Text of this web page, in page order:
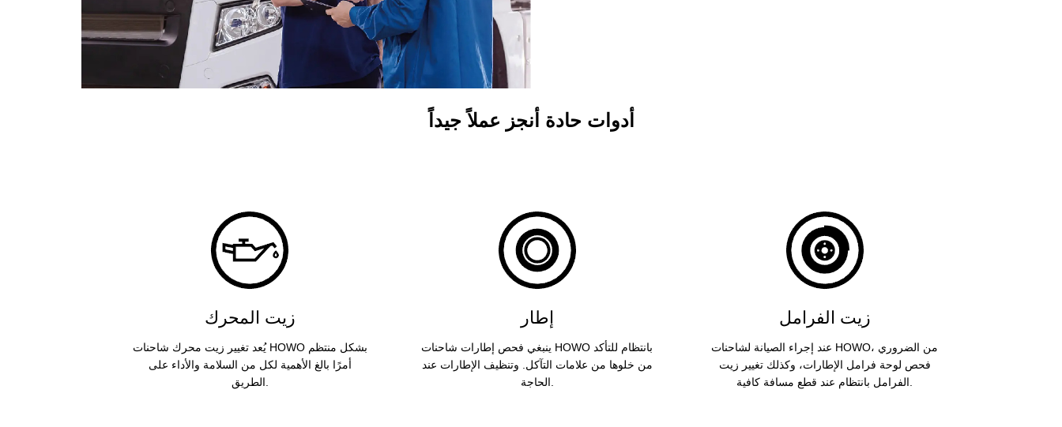
أدوات حادة أنجز عملاً جيداً
زيت المحرك
يُعد تغيير زيت محرك شاحنات HOWO بشكل منتظم
أمرًا بالغ الأهمية لكل من السلامة والأداء على
إطار
ينبغي فحص إطارات شاحنات HOWO بانتظام للتأكد
من خلوها من علامات التآكل. وتنظيف الإطارات عند
زيت الفرامل
عند إجراء الصيانة لشاحنات HOWO، من الضروري
فحص لوحة فرامل الإطارات، وكذلك تغيير زيت